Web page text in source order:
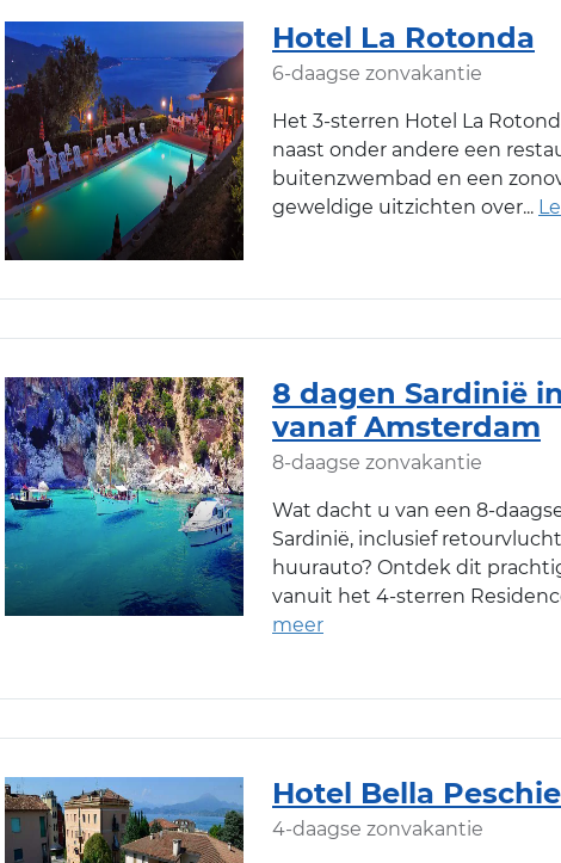
Hotel La Rotonda
6-daagse zonvakantie
Het 3-sterren Hotel La
naast onder andere een
buitenzwembad en een
geweldige uitzichten over
8 dagen Sardinië
vanaf Amsterdam
8-daagse zonvakantie
Wat dacht u van een 8-
Sardinië, inclusief
huurauto? Ontdek dit
vanuit het 4-sterren
Hotel Bella
4-daagse zonvakantie